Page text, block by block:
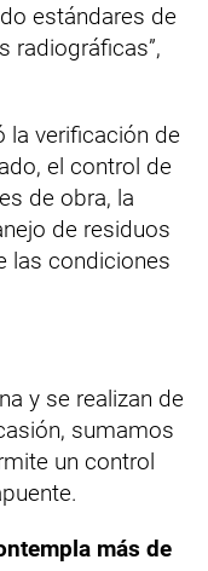
estándares de
radiográficas”,
la verificación de
el control de
de obra, la
de residuos
las condiciones
y se realizan de
sumamos
un control
más de